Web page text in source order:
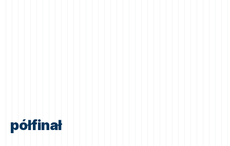
półfinał